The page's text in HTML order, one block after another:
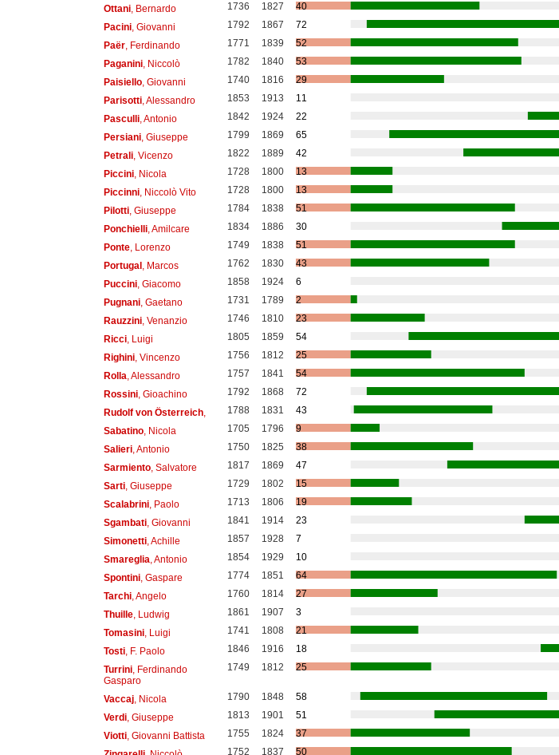
Ottani, Bernardo 1736 1827
40
Pacini, Giovanni 1792 1867
72
Paër, Ferdinando 1771 1839
52
Paganini, Niccolò 1782 1840
53
Paisiello, Giovanni 1740 1816
29
Parisotti, Alessandro 1853 1913
11
Pasculli, Antonio 1842 1924
22
Persiani, Giuseppe 1799 1869
65
Petrali, Vicenzo 1822 1889
42
Piccini, Nicola 1728 1800
13
Piccinni, Niccolò Vito 1728 1800
13
Pilotti, Giuseppe 1784 1838
51
Ponchielli, Amilcare 1834 1886
30
Ponte, Lorenzo 1749 1838
51
Portugal, Marcos 1762 1830
43
Puccini, Giacomo 1858 1924
6
Pugnani, Gaetano 1731 1789
2
Rauzzini, Venanzio 1746 1810
23
Ricci, Luigi 1805 1859
54
Righini, Vincenzo 1756 1812
25
Rolla , Alessandro 1757 1841
54
Rossini, Gioachino 1792 1868
72
Rudolf von Österreich, 1788 1831
43
Sabatino, Nicola 1705 1796
9
Salieri, Antonio 1750 1825
38
Sarmiento, Salvatore 1817 1869
47
Sarti, Giuseppe 1729 1802
15
Scalabrini, Paolo 1713 1806
19
Sgambati, Giovanni 1841 1914
23
Simonetti, Achille 1857 1928
7
Smareglia , Antonio 1854 1929
10
Spontini, Gaspare 1774 1851
64
Tarchi, Angelo 1760 1814
27
Thuille, Ludwig 1861 1907
3
Tomasini, Luigi 1741 1808
21
Tosti, F. Paolo 1846 1916
18
Turrini, Ferdinando
Gasparo
1749 1812 25
Vaccaj, Nicola 1790 1848
58
Verdi, Giuseppe 1813 1901
51
Viotti, Giovanni Battista 1755 1824
37
1752 1837 50